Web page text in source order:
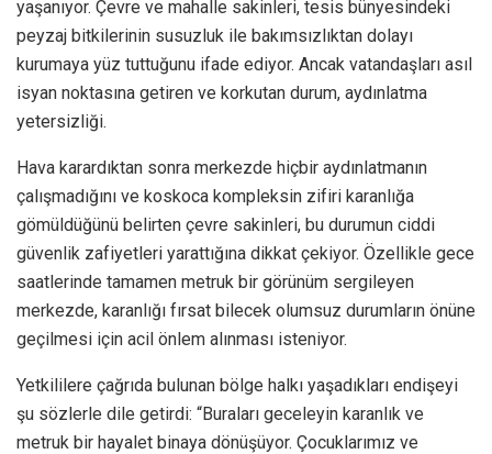
yaşanıyor. Çevre ve mahalle sakinleri, tesis bünyesindeki
peyzaj bitkilerinin susuzluk ile bakımsızlıktan dolayı
kurumaya yüz tuttuğunu ifade ediyor. Ancak vatandaşları asıl
isyan noktasına getiren ve korkutan durum, aydınlatma
yetersizliği.
Hava karardıktan sonra merkezde hiçbir aydınlatmanın
çalışmadığını ve koskoca kompleksin zifiri karanlığa
gömüldüğünü belirten çevre sakinleri, bu durumun ciddi
güvenlik zafiyetleri yarattığına dikkat çekiyor. Özellikle gece
saatlerinde tamamen metruk bir görünüm sergileyen
merkezde, karanlığı fırsat bilecek olumsuz durumların önüne
geçilmesi için acil önlem alınması isteniyor.
Yetkililere çağrıda bulunan bölge halkı yaşadıkları endişeyi
şu sözlerle dile getirdi: “Buraları geceleyin karanlık ve
metruk bir hayalet binaya dönüşüyor. Çocuklarımız ve